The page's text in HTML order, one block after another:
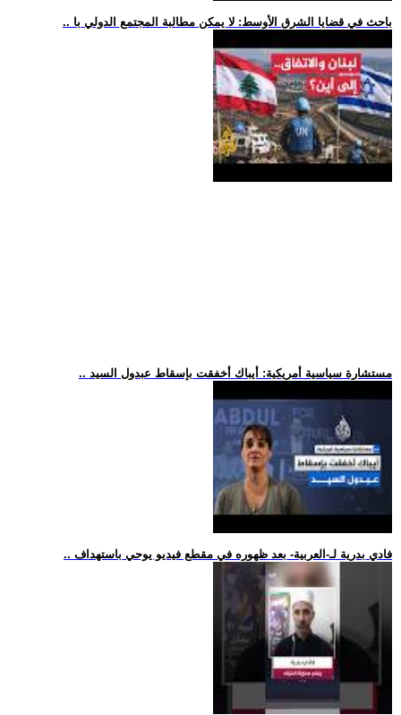
.. باحث في قضايا الشرق الأوسط: لا يمكن مطالبة المجتمع الدولي با
.. مستشارة سياسية أمريكية: أيباك أخفقت بإسقاط عبدول السيد
.. فادي بدرية لـ-العربية- بعد ظهوره في مقطع فيديو يوحي باستهداف